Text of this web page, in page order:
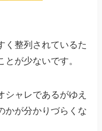
く整列されているた
が少ないです。
シャレであるがゆえ
かが分かりづらくな